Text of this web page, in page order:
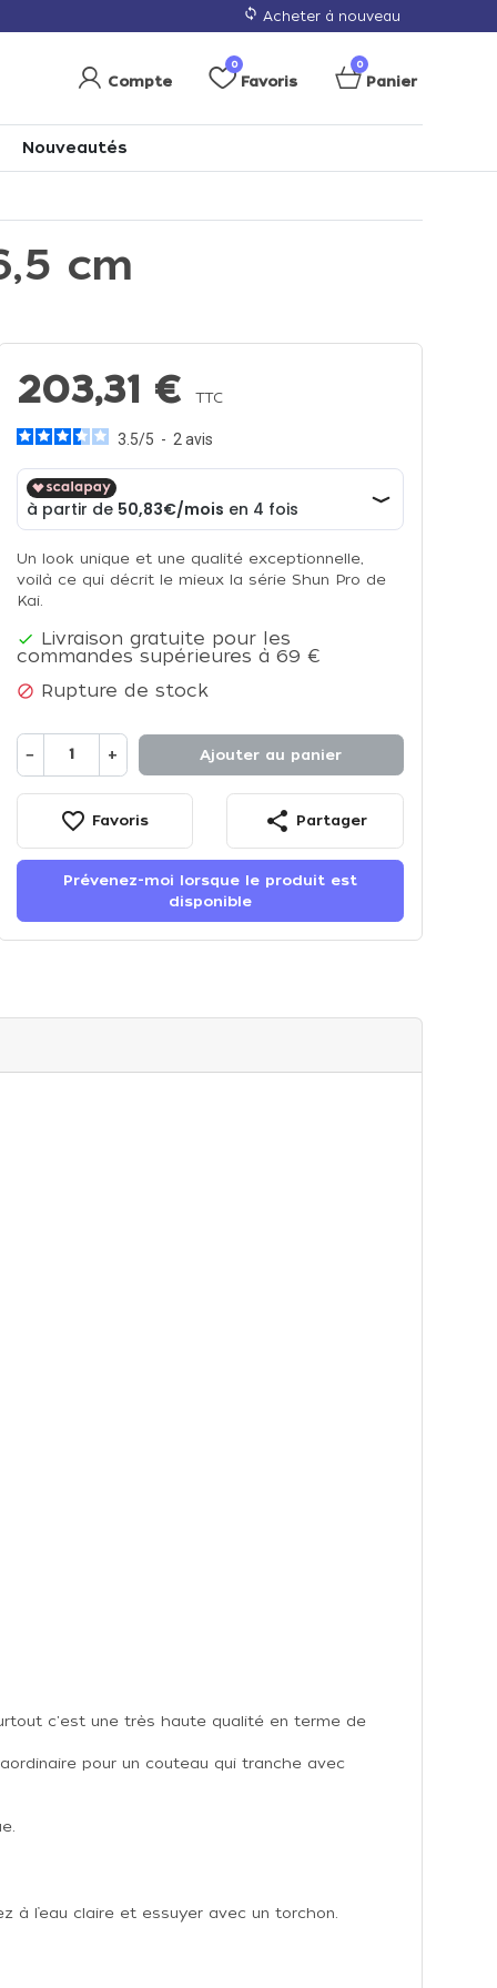
loop Acheter à nouveau
Compte
0
Favoris
0
Panier
Nouveautés
cm
203,31 € TTC
3.5/5 - 2 avis
Un look unique et une qualité exceptionnelle,
voilà ce qui décrit le mieux la série Shun Pro de
Kai.
 Livraison gratuite pour les
commandes supérieures à 69 €
 Rupture de stock
− + Ajouter au panier
favorite_border Favoris share Partager
Prévenez-moi lorsque le produit est
disponible
c'est une très haute qualité en terme de
pour un couteau qui tranche avec
à l’eau claire et essuyer avec un torchon.